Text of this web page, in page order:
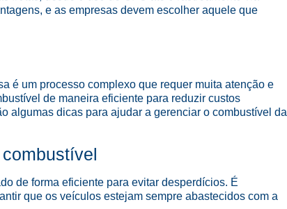
e as empresas devem escolher aquele que
é um processo complexo que requer muita atenção e
de maneira eficiente para reduzir custos
algumas dicas para ajudar a gerenciar o combustível da
de forma eficiente para evitar desperdícios. É
que os veículos estejam sempre abastecidos com a